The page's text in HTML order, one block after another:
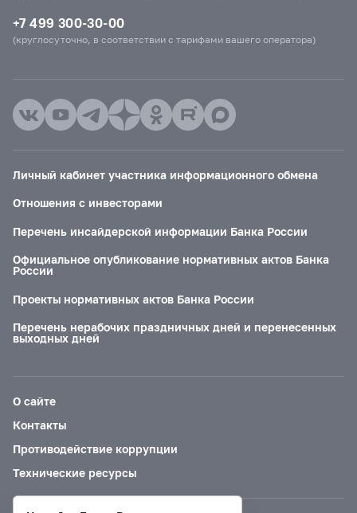
+7 499 300-30-00
(круглосуточно, в соответствии с тарифами вашего оператора)
Личный кабинет участника информационного обмена
Отношения с инвесторами
Перечень инсайдерской информации Банка России
Официальное опубликование нормативных актов Банка
России
Проекты нормативных актов Банка России
Перечень нерабочих праздничных дней и перенесенных
выходных дней
О сайте
Контакты
Противодействие коррупции
Технические ресурсы